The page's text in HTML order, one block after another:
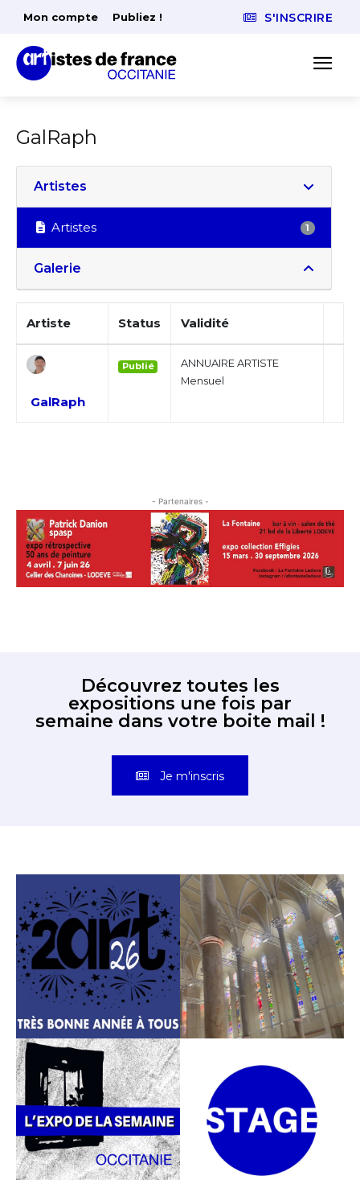
Adresse email*
Nom
J'accepte les termes et conditions
* Champ obligatoire
Mon compte Publiez ! S'INSCRIRE
GalRaph
Artistes
Artistes 1
Galerie
Artiste Status Validité
GalRaph
Publié
ANNUAIRE ARTISTE
Mensuel
- Partenaires -
Découvrez toutes les
expositions une fois par
semaine dans votre boite mail !
Je m'inscris